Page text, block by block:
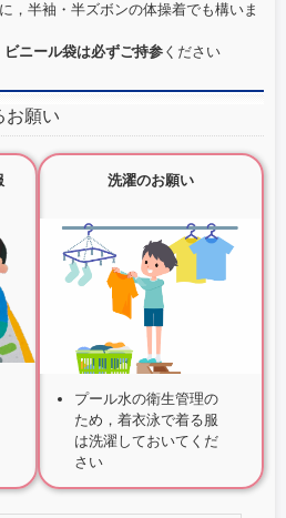
，半袖・半ズボンの体操着でも構いま
ビニール袋は必ずご持参 ください
お願い
洗濯のお願い
プール水の衛生管理の
ため，着衣泳で着る服
は洗濯しておいてくだ
さい